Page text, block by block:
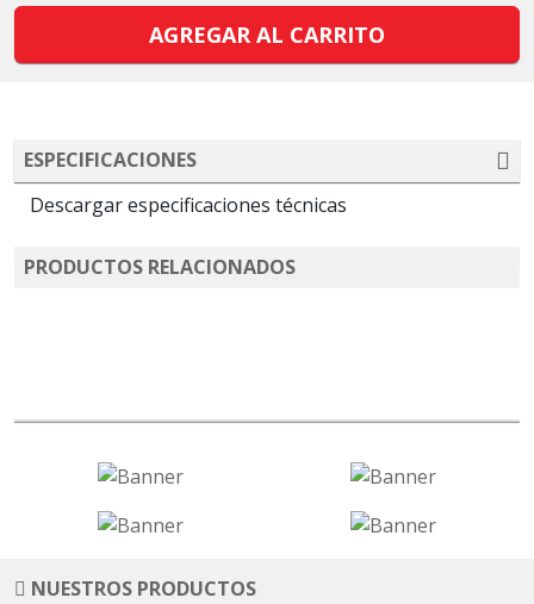
AGREGAR AL CARRITO
ESPECIFICACIONES
Descargar especificaciones técnicas
PRODUCTOS RELACIONADOS
NUESTROS PRODUCTOS